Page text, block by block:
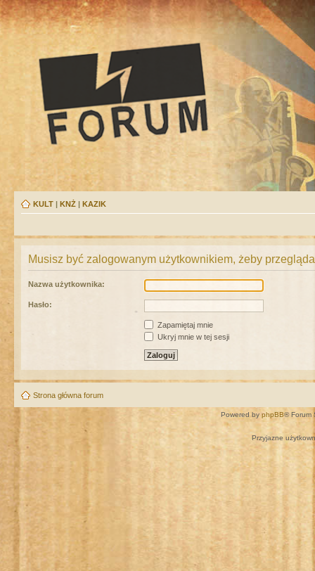
KULT | KNŻ | KAZIK
Musisz być zalogowanym użytkownikiem, żeby
Nazwa użytkownika:
Hasło:
Zapamiętaj mnie
Ukryj mnie w tej sesji
Strona główna forum
Powered by phpBB® Forum
Przyjazne